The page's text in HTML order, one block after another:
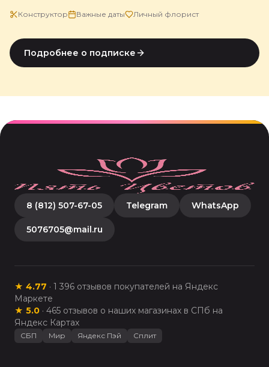
Конструктор Важные даты Личный флорист
Подробнее о подписке
8 (812) 507-67-05 Telegram WhatsApp
5076705@mail.ru
★ 4.77 · 1 396 отзывов покупателей на Яндекс
Маркете
★ 5.0 · 465 отзывов о наших магазинах в СПб на
Яндекс Картах
СБП Мир Яндекс Пэй Сплит